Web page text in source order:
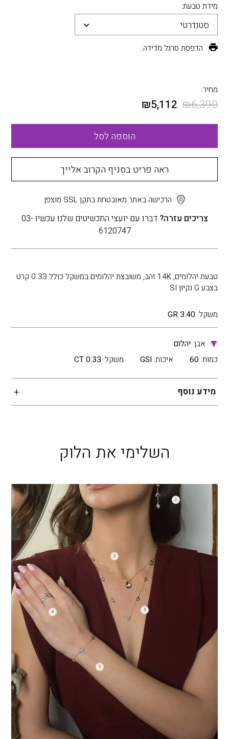
מידת טבעת:
סטנדרטי
הדפסת סרגל מדידה.
מחיר:
₪6,390
₪5,112
הוספה לסל
ראה פריט בסניף הקרוב אלייך
הרכישה באתר מאובטחת בתקן SSL מוצפן
צריכים עזרה?
דברו עם יועצי התכשיטים שלנו עכשיו 03-
6120747
טבעת יהלומים, 14K זהב, משובצת יהלומים במשקל כולל 0.33 קרט
בצבע G נקיון SI
משקל: 3.40 GR
אבן:יהלום
כמות: 60 איכות: GSI משקל: 0.33 CT
מידע נוסף
השלימי את הלוק